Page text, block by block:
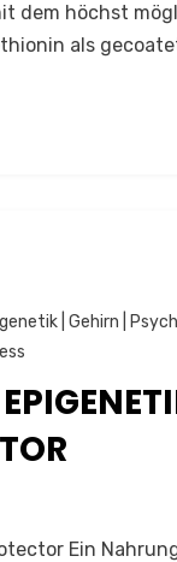
dem höchst
als
| Gehirn |
Ein